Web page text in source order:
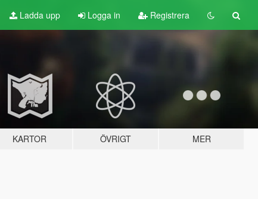
Ladda upp Logga in Registrera
KARTOR ÖVRIGT MER